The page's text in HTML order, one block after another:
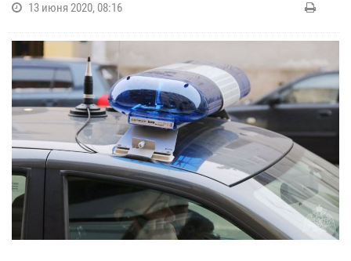
13 июня 2020, 08:16